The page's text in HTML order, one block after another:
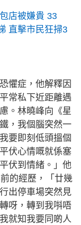
店被嫌貴 33
直擊市民狂掃3
懼症，他解釋因
常私下近距離遇
。林曉峰向《星
，我個腦突然一
要即刻低頭搵個
伏心情嘅就係塞
伏到情緒。」他
的經歷，「廿幾
出停車場突然見
呀，轉到我唞唔
就知我要同啲人